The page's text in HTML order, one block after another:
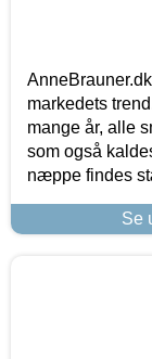
markedets
mange år, alle
som også
næppe findes
Se